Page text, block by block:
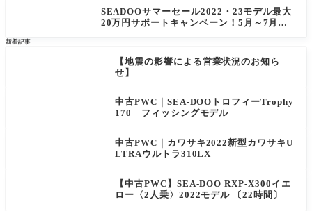
SEADOOサマーセール2022・23モデル最大
20万円サポートキャンペーン！5月～7月末
新着記事
【地震の影響による営業状況のお知ら
せ】
中古PWC｜SEA-DOOトロフィーTrophy
170 フィッシングモデル
中古PWC｜カワサキ2022新型カワサキU
LTRAウルトラ310LX
【中古PWC】SEA-DOO RXP-X300イエ
ロー〈2人乗〉2022モデル 〔22時間〕